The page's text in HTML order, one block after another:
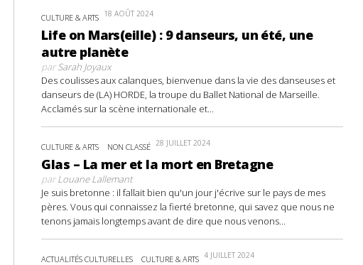
CULTURE & ARTS 18 AOÛT 2024
Life on Mars(eille) : 9 danseurs, un été, une
autre planète
parSarah Joyaux
Des coulisses aux calanques, bienvenue dans la vie des danseuses et
danseurs de (LA) HORDE, la troupe du Ballet National de Marseille.
Acclamés sur la scène internationale et...
CULTURE & ARTS NON CLASSÉ 28 JUILLET 2024
Glas – La mer et la mort en Bretagne
parLouane Lallemant
Je suis bretonne : il fallait bien qu'un jour j'écrive sur le pays de mes
pères. Vous qui connaissez la fierté bretonne, qui savez que nous ne
tenons jamais longtemps avant de dire que nous venons...
ACTUALITÉS CULTURELLES CULTURE & ARTS 4 JUILLET 2024